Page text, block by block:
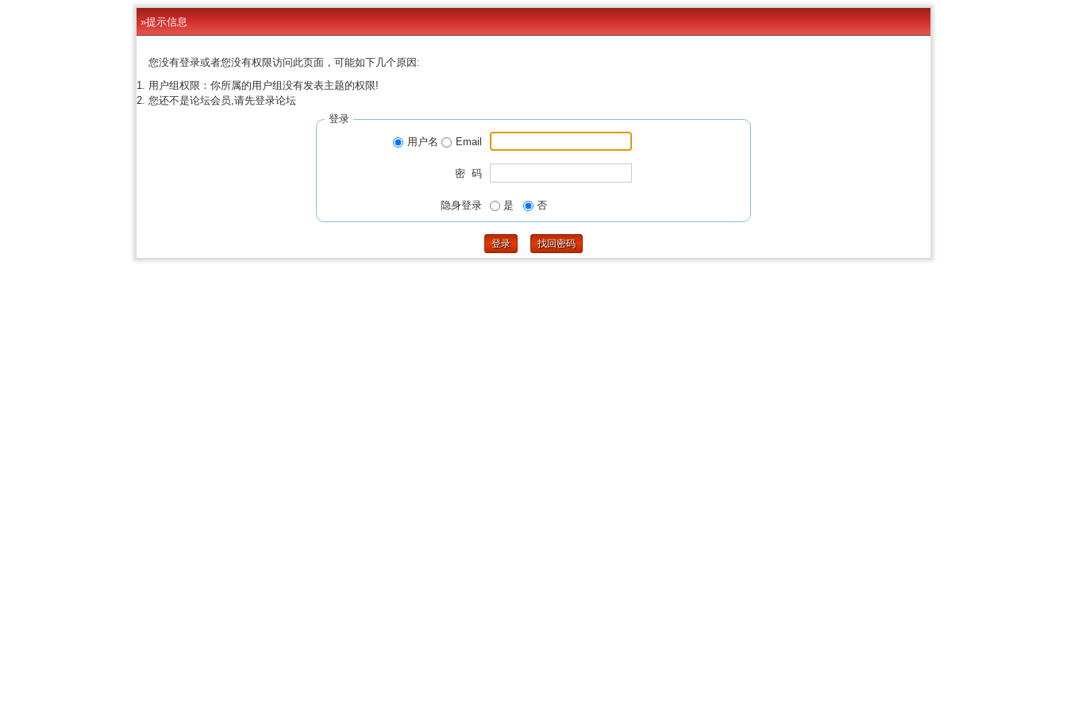
»提示信息
您没有登录或者您没有权限访问此页面，可能如下几个原因:
用户组权限：你所属的用户组没有发表主题的权限!
您还不是论坛会员,请先登录论坛
登录
用户名
Email
密 码
隐身登录 是 否